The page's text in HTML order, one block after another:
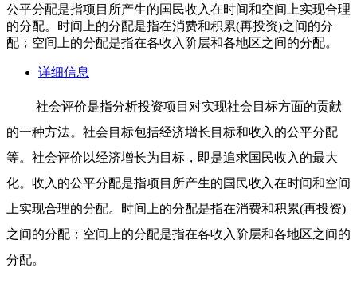
公平分配是指项目所产生的国民收入在时间和空间上实现合理
的分配。时间上的分配是指在消费和积累(再投资)之间的分
配；空间上的分配是指在各收入阶层和各地区之间的分配。
详细信息
社会评价是指分析投资项目对实现社会目标方面的贡献
的一种方法。社会目标包括经济增长目标和收入的公平分配
等。社会评价以经济增长为目标，即是追求国民收入的最大
化。收入的公平分配是指项目所产生的国民收入在时间和空间
上实现合理的分配。时间上的分配是指在消费和积累(再投资)
之间的分配；空间上的分配是指在各收入阶层和各地区之间的
分配。